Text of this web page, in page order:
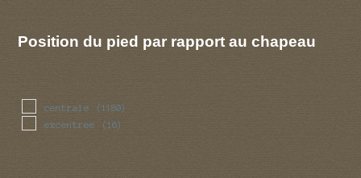
Position du pied par rapport au chapeau
centrale (1180)
excentree (16)